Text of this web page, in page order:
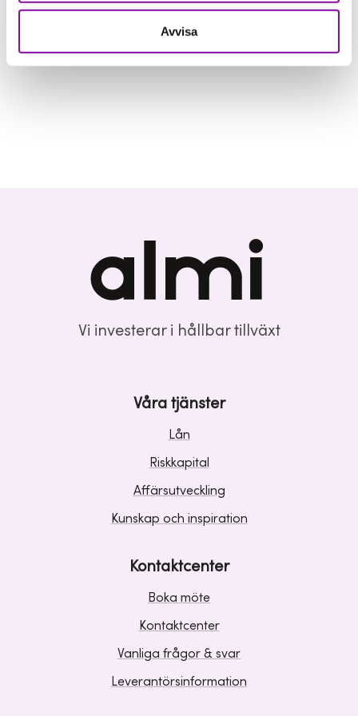
Avvisa
Vi investerar i hållbar tillväxt
Våra tjänster
Lån
Riskkapital
Affärsutveckling
Kunskap och inspiration
Kontaktcenter
Boka möte
Kontaktcenter
Vanliga frågor & svar
Leverantörsinformation